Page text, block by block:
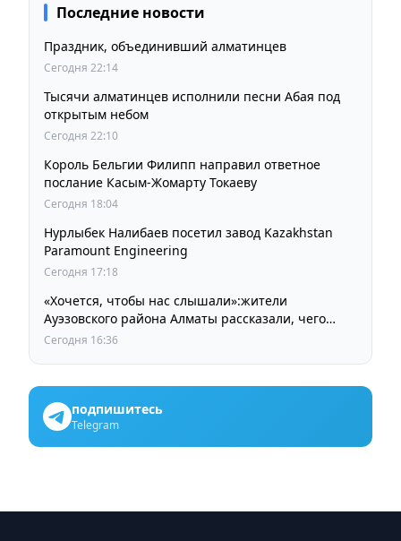
Последние новости
Праздник, объединивший алматинцев
Сегодня 22:14
Тысячи алматинцев исполнили песни Абая под
открытым небом
Сегодня 22:10
Король Бельгии Филипп направил ответное
послание Касым-Жомарту Токаеву
Сегодня 18:04
Нурлыбек Налибаев посетил завод Kazakhstan
Paramount Engineering
Сегодня 17:18
«Хочется, чтобы нас слышали»:жители
Ауэзовского района Алматы рассказали, чего
ждут от выборов депутатов Курултая
Сегодня 16:36
подпишитесь
Telegram